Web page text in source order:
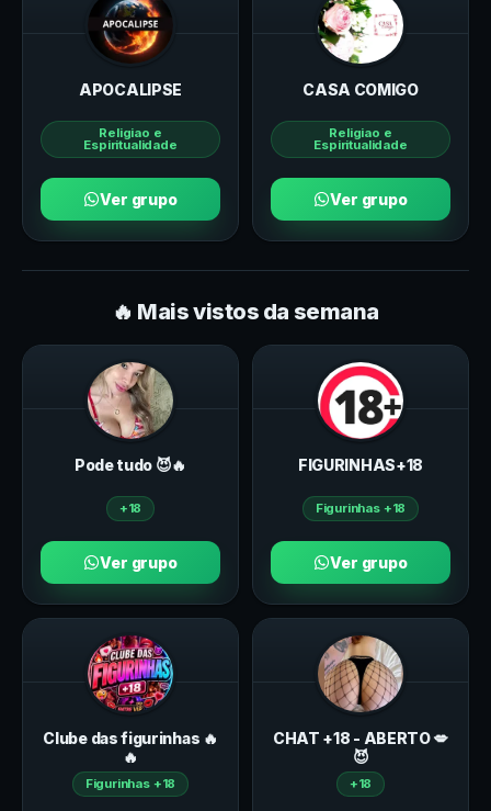
APOCALIPSE
Religiao e
Espiritualidade
Ver grupo
CASA COMIGO
Religiao e
Espiritualidade
Ver grupo
🔥 Mais vistos da semana
Pode tudo 😈🔥
+18
Ver grupo
FIGURINHAS+18
Figurinhas +18
Ver grupo
Clube das figurinhas 🔥
🔥
Figurinhas +18
CHAT +18 - ABERTO 💋
😈
+18